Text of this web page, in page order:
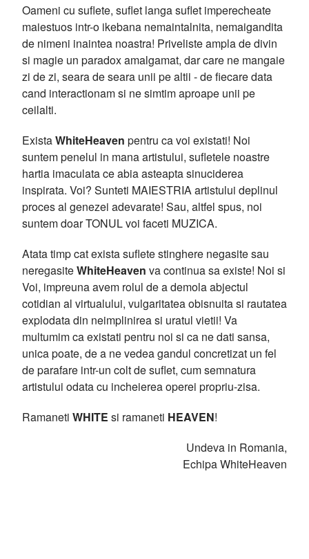
Oameni cu suflete, suflet langa suflet imperecheate
maiestuos intr-o ikebana nemaintalnita, nemaigandita
de nimeni inaintea noastra! Priveliste ampla de divin
si magie un paradox amalgamat, dar care ne mangaie
zi de zi, seara de seara unii pe altii - de fiecare data
cand interactionam si ne simtim aproape unii pe
ceilalti.
ExistaWhiteHeaven pentru ca voi existati! Noi
suntem penelul in mana artistului, sufletele noastre
hartia imaculata ce abia asteapta sinuciderea
inspirata. Voi? Sunteti MAIESTRIA artistului deplinul
proces al genezei adevarate! Sau, altfel spus, noi
suntem doar TONUL voi faceti MUZICA.
Atata timp cat exista suflete stinghere negasite sau
neregasiteWhiteHeaven va continua sa existe! Noi si
Voi, impreuna avem rolul de a demola abjectul
cotidian al virtualului, vulgaritatea obisnuita si rautatea
explodata din neimplinirea si uratul vietii! Va
multumim ca existati pentru noi si ca ne dati sansa,
unica poate, de a ne vedea gandul concretizat un fel
de parafare intr-un colt de suflet, cum semnatura
artistului odata cu incheierea operei propriu-zisa.
Ramaneti WHITE si ramaneti HEAVEN!
Undeva in Romania,
Echipa WhiteHeaven